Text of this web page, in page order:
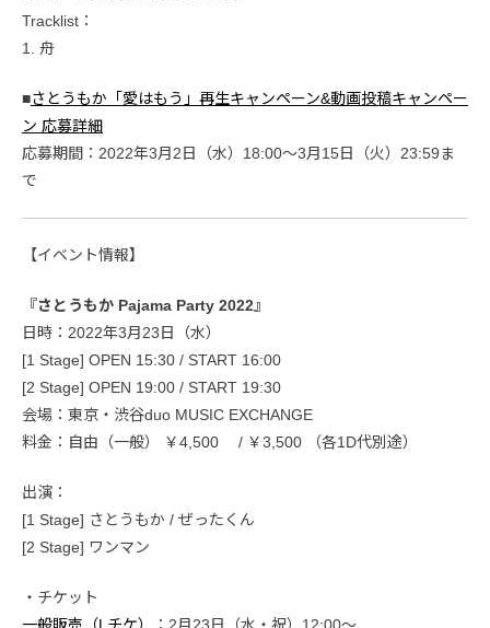
Tracklist：
1. 舟
■さとうもか「愛はもう」再生キャンペーン&動画投稿キャンペー
ン 応募詳細
応募期間：2022年3月2日（水）18:00〜3月15日（火）23:59ま
で
【イベント情報】
『さとうもか Pajama Party 2022』
日時：2022年3月23日（水）
[1 Stage] OPEN 15:30 / START 16:00
[2 Stage] OPEN 19:00 / START 19:30
会場：東京・渋谷duo MUSIC EXCHANGE
料金：自由（一般） ￥4,500 / ￥3,500 （各1D代別途）
出演：
[1 Stage] さとうもか / ぜったくん
[2 Stage] ワンマン
・チケット